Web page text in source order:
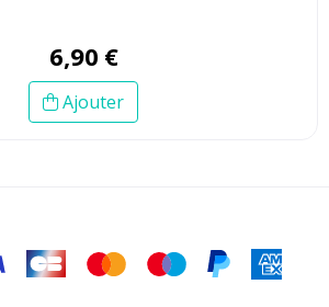
6,90 €
Ajouter